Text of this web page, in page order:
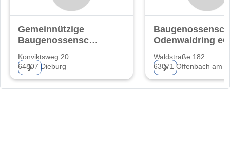
Gemeinnützige
Baugenossenschaft
Konviktsweg 20
64807 Dieburg
❯
Odenwaldring eG
Waldstraße 182
63071 Offenbach am
❯